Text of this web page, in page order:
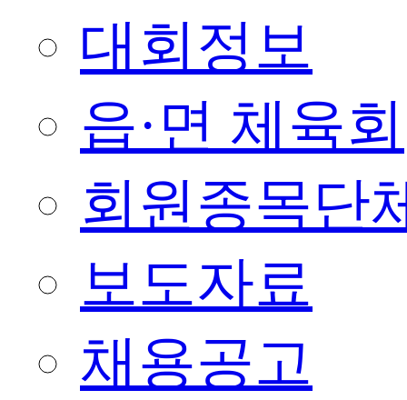
대회정보
읍·면 체육회
회원종목단
보도자료
채용공고